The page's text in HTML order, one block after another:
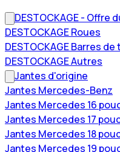
DESTOCKAGE - Offre
DESTOCKAGE Roues
DESTOCKAGE Barres
DESTOCKAGE Autres
Jantes d'origine
Jantes Mercedes-Benz
Jantes Mercedes 16
Jantes Mercedes 17
Jantes Mercedes 18
Jantes Mercedes 19